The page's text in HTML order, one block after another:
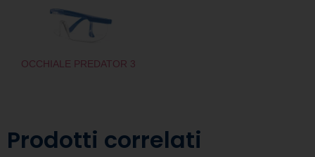
OCCHIALE PREDATOR 3
Prodotti correlati